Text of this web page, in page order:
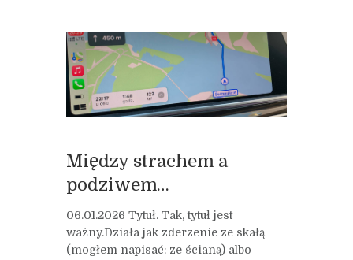
Między strachem a
podziwem…
06.01.2026 Tytuł. Tak, tytuł jest
ważny.Działa jak zderzenie ze skałą
(mogłem napisać: ze ścianą) albo